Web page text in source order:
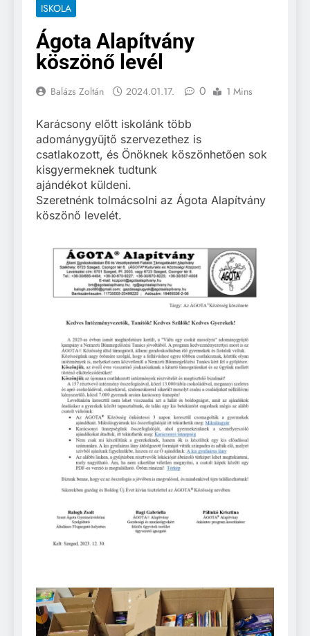
ISKOLA
Ágota Alapítvány
köszönő levél
Balázs Zoltán 2024.01.17. 0 1 Mins
Karácsony előtt iskolánk több
adománygyűjtő szervezethez is
csatlakozott, és Önöknek köszönhetően sok
kisgyermeknek tudtunk
ajándékot küldeni.
Szeretnénk tolmácsolni az Ágota Alapítvány
köszönő levelét.